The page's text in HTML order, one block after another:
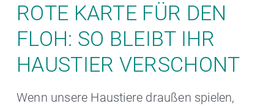
ROTE KARTE FÜR DEN
FLOH: SO BLEIBT IHR
HAUSTIER VERSCHONT
Wenn unsere Haustiere draußen spielen,